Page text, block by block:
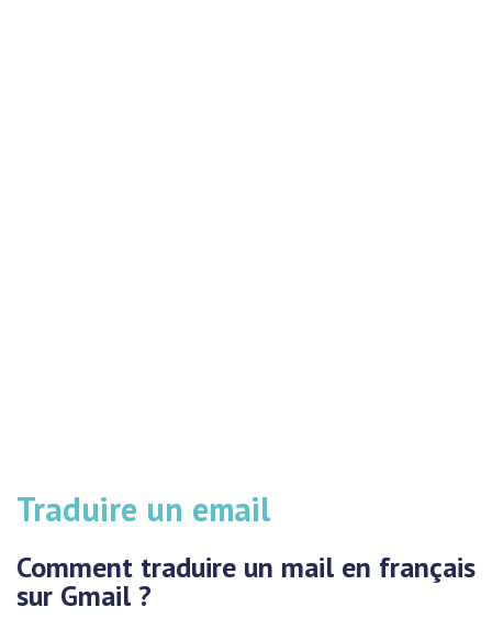
Traduire un email
Comment traduire un mail en français
sur Gmail ?